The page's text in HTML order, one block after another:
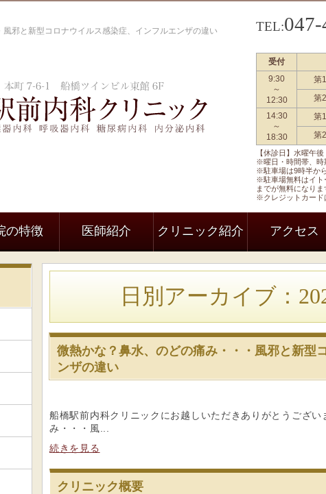
邪と新型コロナウイルス感染症、インフルエンザの違い
船橋駅前内科クリニック
TEL:
【休診日】水曜午
※曜日・時間帯、時
※駐車場は9時半か
※駐車場無料はイト
までが無料になりま
※クレジットカード
受付
9:30
～
12:30
第
第
14:30
～
18:30
第
第
の特徴 医師紹介 クリニック紹介 アクセス
日別アーカイブ：
微熱かな？鼻水、のどの痛み・・・風邪と新型
ンザの違い
船橋駅前内科クリニックにお越しいただきありがとうござ
み・・・風...
続きを見る
クリニック概要